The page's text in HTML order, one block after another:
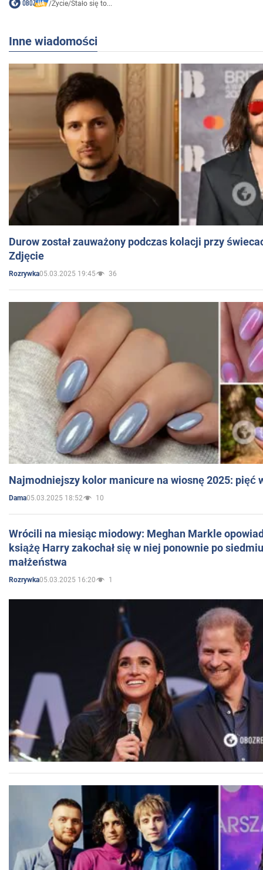
/Życie/Stało się to...
Inne wiadomości
Durow został zauważony podczas kolacji przy
Zdjęcie
Rozrywka05.03.2025 19:45 36
Najmodniejszy kolor manicure na wiosnę 2025: pięć
Dama05.03.2025 18:52 10
Wrócili na miesiąc miodowy: Meghan Markle
książę Harry zakochał się w niej ponownie po
małżeństwa
Rozrywka05.03.2025 16:20 1